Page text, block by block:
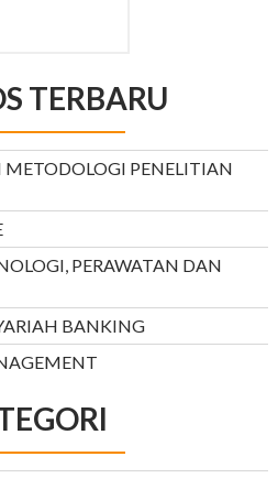
TERBARU
PENELITIAN
PERAWATAN DAN
BANKING